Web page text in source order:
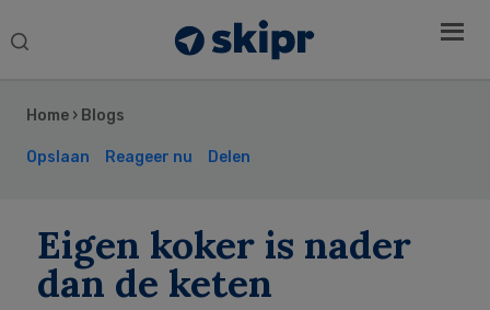
Search
Home › Blogs
Opslaan Reageer nu Delen
Eigen koker is nader
dan de keten
Sidebar